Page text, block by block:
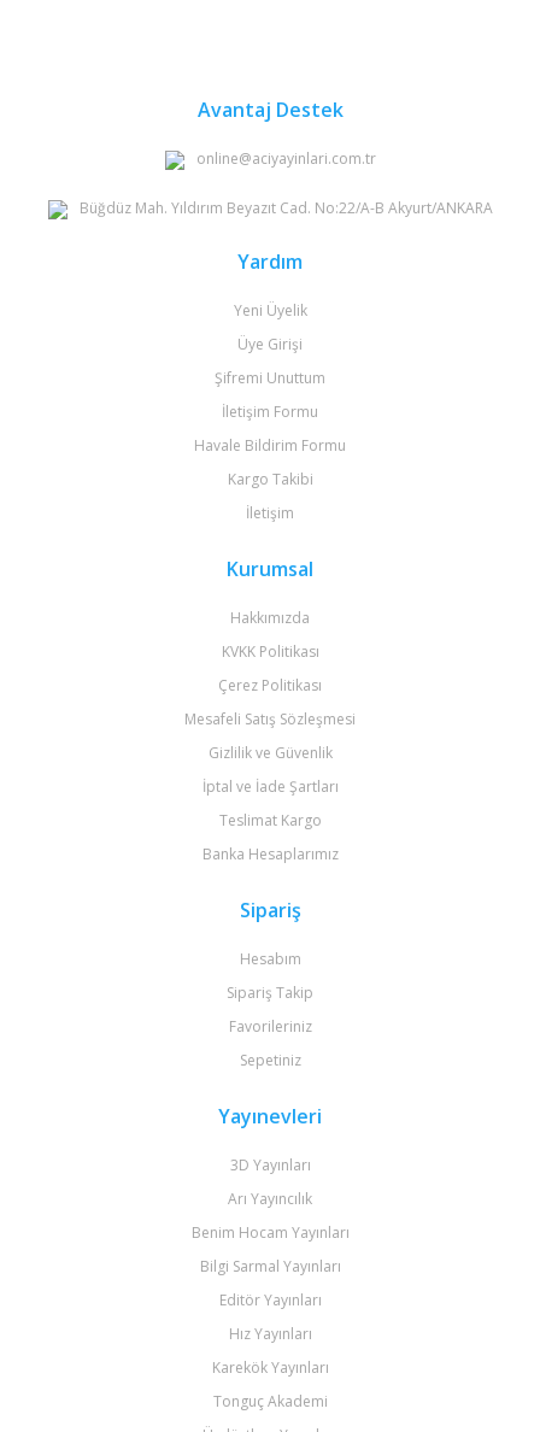
Avantaj Destek
online@aciyayinlari.com.tr
Büğdüz Mah. Yıldırım Beyazıt Cad. No:22/A-B Akyurt/ANKARA
Yardım
Yeni Üyelik
Üye Girişi
Şifremi Unuttum
İletişim Formu
Havale Bildirim Formu
Kargo Takibi
İletişim
Kurumsal
Hakkımızda
KVKK Politikası
Çerez Politikası
Mesafeli Satış Sözleşmesi
Gizlilik ve Güvenlik
İptal ve İade Şartları
Teslimat Kargo
Banka Hesaplarımız
Sipariş
Hesabım
Sipariş Takip
Favorileriniz
Sepetiniz
Yayınevleri
3D Yayınları
Arı Yayıncılık
Benim Hocam Yayınları
Bilgi Sarmal Yayınları
Editör Yayınları
Hız Yayınları
Karekök Yayınları
Tonguç Akademi